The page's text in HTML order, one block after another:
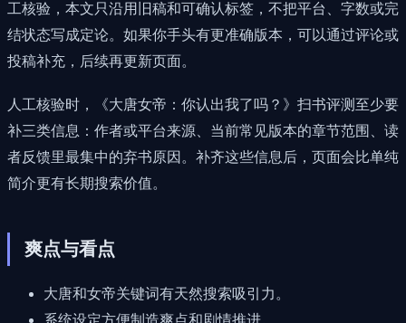
工核验，本文只沿用旧稿和可确认标签，不把平台、字数或完
结状态写成定论。如果你手头有更准确版本，可以通过评论或
投稿补充，后续再更新页面。
人工核验时，《大唐女帝：你认出我了吗？》扫书评测至少要
补三类信息：作者或平台来源、当前常见版本的章节范围、读
者反馈里最集中的弃书原因。补齐这些信息后，页面会比单纯
简介更有长期搜索价值。
爽点与看点
大唐和女帝关键词有天然搜索吸引力。